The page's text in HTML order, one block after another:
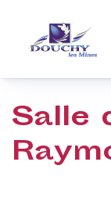
principal
Salle